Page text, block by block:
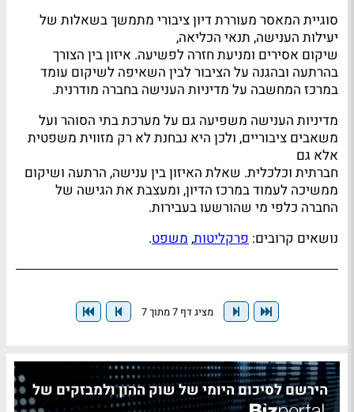
סוגיית המאסר מעוררת דיון ציבורי מתמשך בשאלות של
יעילות הענישה, תנאי הכליאה,
שיקום אסירים ומניעת חזרה לפשיעה. איזון בין הצורך
בהרתעה ובהגנה על הציבור לבין השאיפה לשיקום עומד
במרכז המחשבה על מדיניות הענישה בחברה מודרנית.
מדיניות הענישה משפיעה גם על מערכת בתי הסוהר ועל
משאבים ציבוריים, ולכן היא נבחנת לא רק מזווית משפטית
אלא גם
חברתית וכלכלית. שאלת האיזון בין ענישה, הרתעה ושיקום
ממשיכה לעמוד במרכז הדיון, ומעצבת את הגישה של
החברה כלפי מי שהורשעו בעבירות.
נושאים קרובים: פרקליטות,משפט.
מציג דף 7 מתוך 7
הירשם לסיכום היומי של שוק ההון ולמבזקים של